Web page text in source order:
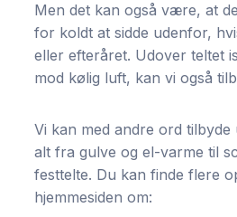
Men det kan også være, at
for koldt at sidde udenfor,
eller efteråret. Udover teltet
mod kølig luft, kan vi også
Vi kan med andre ord tilbyde
alt fra gulve og el-varme til
festtelte. Du kan finde flere
hjemmesiden om: